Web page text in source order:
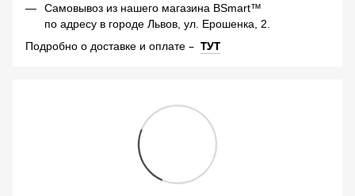
Самовывоз из нашего магазина BSmart™
по адресу в городе Львов, ул. Ерошенка, 2.
Подробно о доставке и оплате – ТУТ